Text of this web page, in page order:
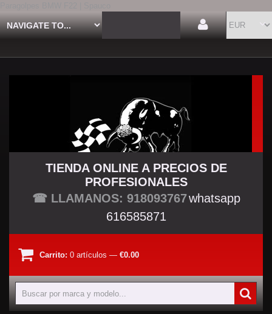
TU TIENDA TUNING
TIENDA ONLINE A PRECIOS DE
PROFESIONALES
☎ LLAMANOS: 918093767whatsapp
616585871
Carrito: 0 artículos — €0.00